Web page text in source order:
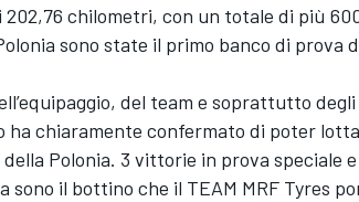
202,76 chilometri, con un totale di più
sono state il primo banco di prova
del team e soprattutto
ha chiaramente confermato di poter
Polonia. 3 vittorie in prova speciale
sono il bottino che il TEAM MRF Tyres